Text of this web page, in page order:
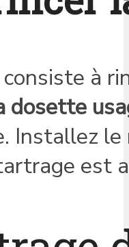
à
dosette
Installez le
est